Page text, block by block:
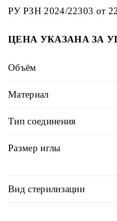
РУ РЗН 2024/22303 от
ЦЕНА УКАЗАНА ЗА
Объём
Материал
Тип соединения
Размер иглы
Вид стерилизации